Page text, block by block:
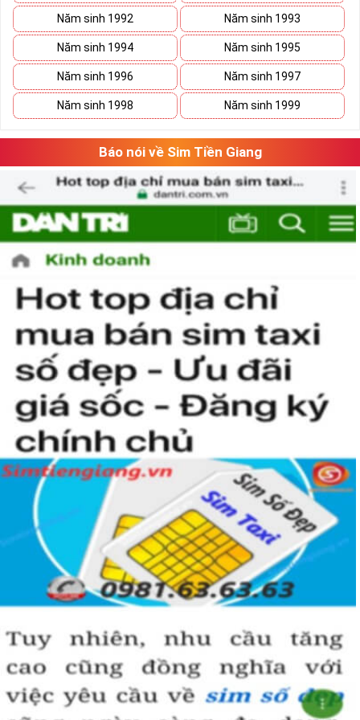
sim
, sim VÀNGtuyệt đẹp, với đẳng cấp đứng đầu. Vẻ đẹp mà
số 5 tạo nên là tổng hòa của ý nghĩa và hình thức, con số 5 gồm cả
những nét gãy và nét cong như cuộc sống có
lúcthănglúctrầmnhưng họ sẽ tìm thấy con đường phát triển vững
bền của mình.
Tại sao nên sở hữu sim ngũ quý 5?
Sim ngũ quý 5 được nhiều người quan tâm vì con số 5 được
coi là số của Phúc, của Vàng, của Vua nên được nhiều người
yêu thích và chọn lựa.
Vì vậy
sim số đẹpđuôi 55555thể hiện được ước vọng về sự
hoà hợp, bình an, sinh sôi, làm việc gì cũng thuận lợi và tiến
đến vị trí cao nhất. Số 5 là con số của đời người, thể hiện sự
bình yên, hạnh phúc.
+ Khi nhìn vào số
sim ngũ quý 5
của bạn, người ta sẽ biết được bạn
là người cẩn thận, là người có địa vị và thành công trong cuộc
sống.
+ Khi sử dụng
sim số đẹp đuôi 55555để kinh doanh, làm ăn sẽ tạo
dựng được niềm tin, sự tin tưởng với đối tác,…
+ Sử dụngsim ngũ quý 5cũng giúp bạn tự tin hơn trong cuộc
sống, với các mối quan hệ xã hội khác.
Những phân tích chuyên sâu về ý nghĩa của dòng
sim ngũ
quý 5 xét theo nhiều khía cạch, đã đủ trả lời cho câu hỏi “Lý
do nên sở hữu sim ngũ quý 5 này
, Có thể khẳng định, đây là
dòng sim số đẹp được khuyên dùng cho giới làm ăn, kinh
doanh, dân công chức, văn phòng thậm chí là các doanh
nhân thành đạt.
Năm sinh 1992 Năm sinh 1993
Năm sinh 1994 Năm sinh 1995
Năm sinh 1996 Năm sinh 1997
Năm sinh 1998 Năm sinh 1999
Báo nói về Sim Tiền Giang